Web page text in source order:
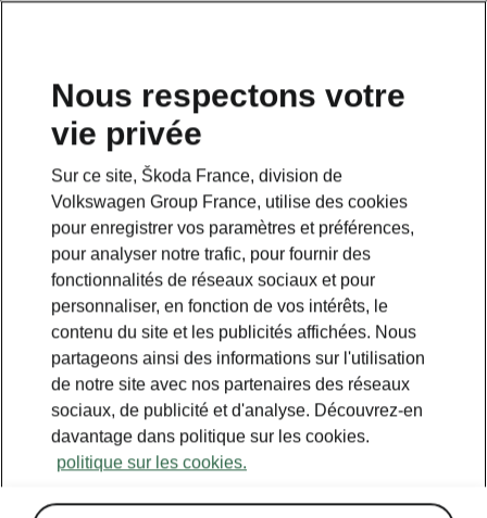
Planifiez votre itinéraire
Légende
Stations POWERPASS
Selected partners
IONITY
Stations Standards
Nous respectons votre
vie privée
Sur ce site, Škoda France, division de
Volkswagen Group France, utilise des cookies
pour enregistrer vos paramètres et préférences,
pour analyser notre trafic, pour fournir des
fonctionnalités de réseaux sociaux et pour
personnaliser, en fonction de vos intérêts, le
contenu du site et les publicités affichées. Nous
partageons ainsi des informations sur l'utilisation
de notre site avec nos partenaires des réseaux
sociaux, de publicité et d'analyse. Découvrez-en
davantage dans politique sur les cookies.
politique sur les cookies.